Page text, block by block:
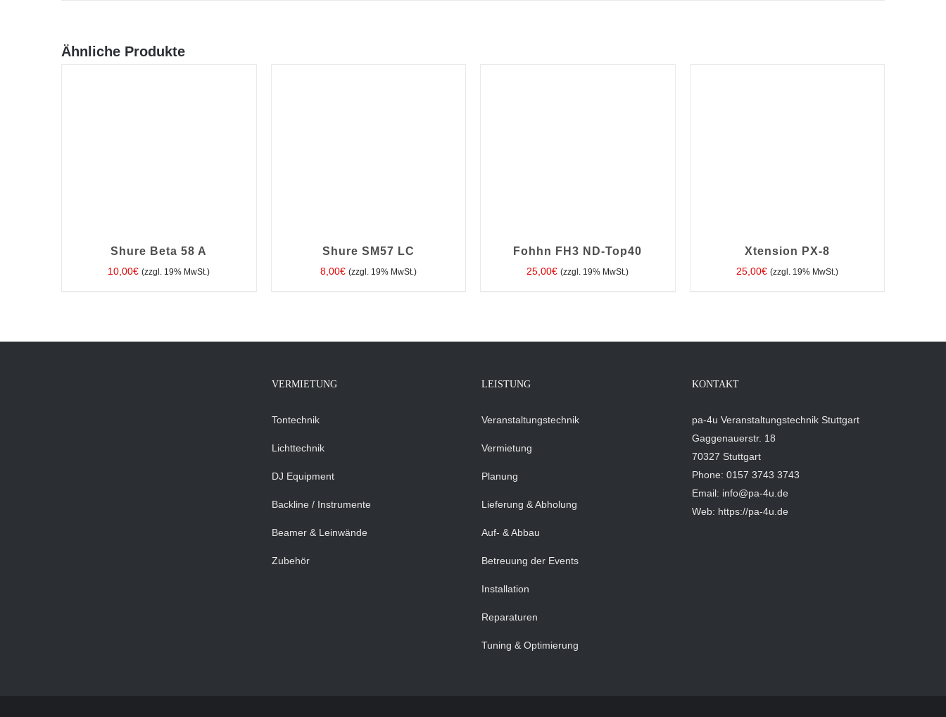
Ähnliche Produkte
Shure Beta 58 A
10,00€ (zzgl. 19% MwSt.)
Shure SM57 LC
8,00€ (zzgl. 19% MwSt.)
Fohhn FH3 ND-Top40
25,00€ (zzgl. 19% MwSt.)
Xtension PX-8
25,00€ (zzgl. 19% MwSt.)
VERMIETUNG
Tontechnik
Lichttechnik
DJ Equipment
Backline / Instrumente
Beamer & Leinwände
Zubehör
LEISTUNG
Veranstaltungstechnik
Vermietung
Planung
Lieferung & Abholung
Auf- & Abbau
Betreuung der Events
Installation
Reparaturen
Tuning & Optimierung
KONTAKT
pa-4u Veranstaltungstechnik Stuttgart
Gaggenauerstr. 18
70327 Stuttgart
Phone: 0157 3743 3743
Email: info@pa-4u.de
Web: https://pa-4u.de